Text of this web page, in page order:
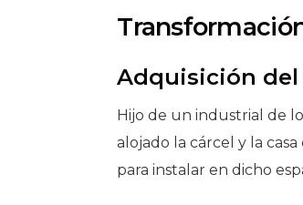
Adquisición del
Hijo de un industrial de
alojado la cárcel y la
para instalar en dicho